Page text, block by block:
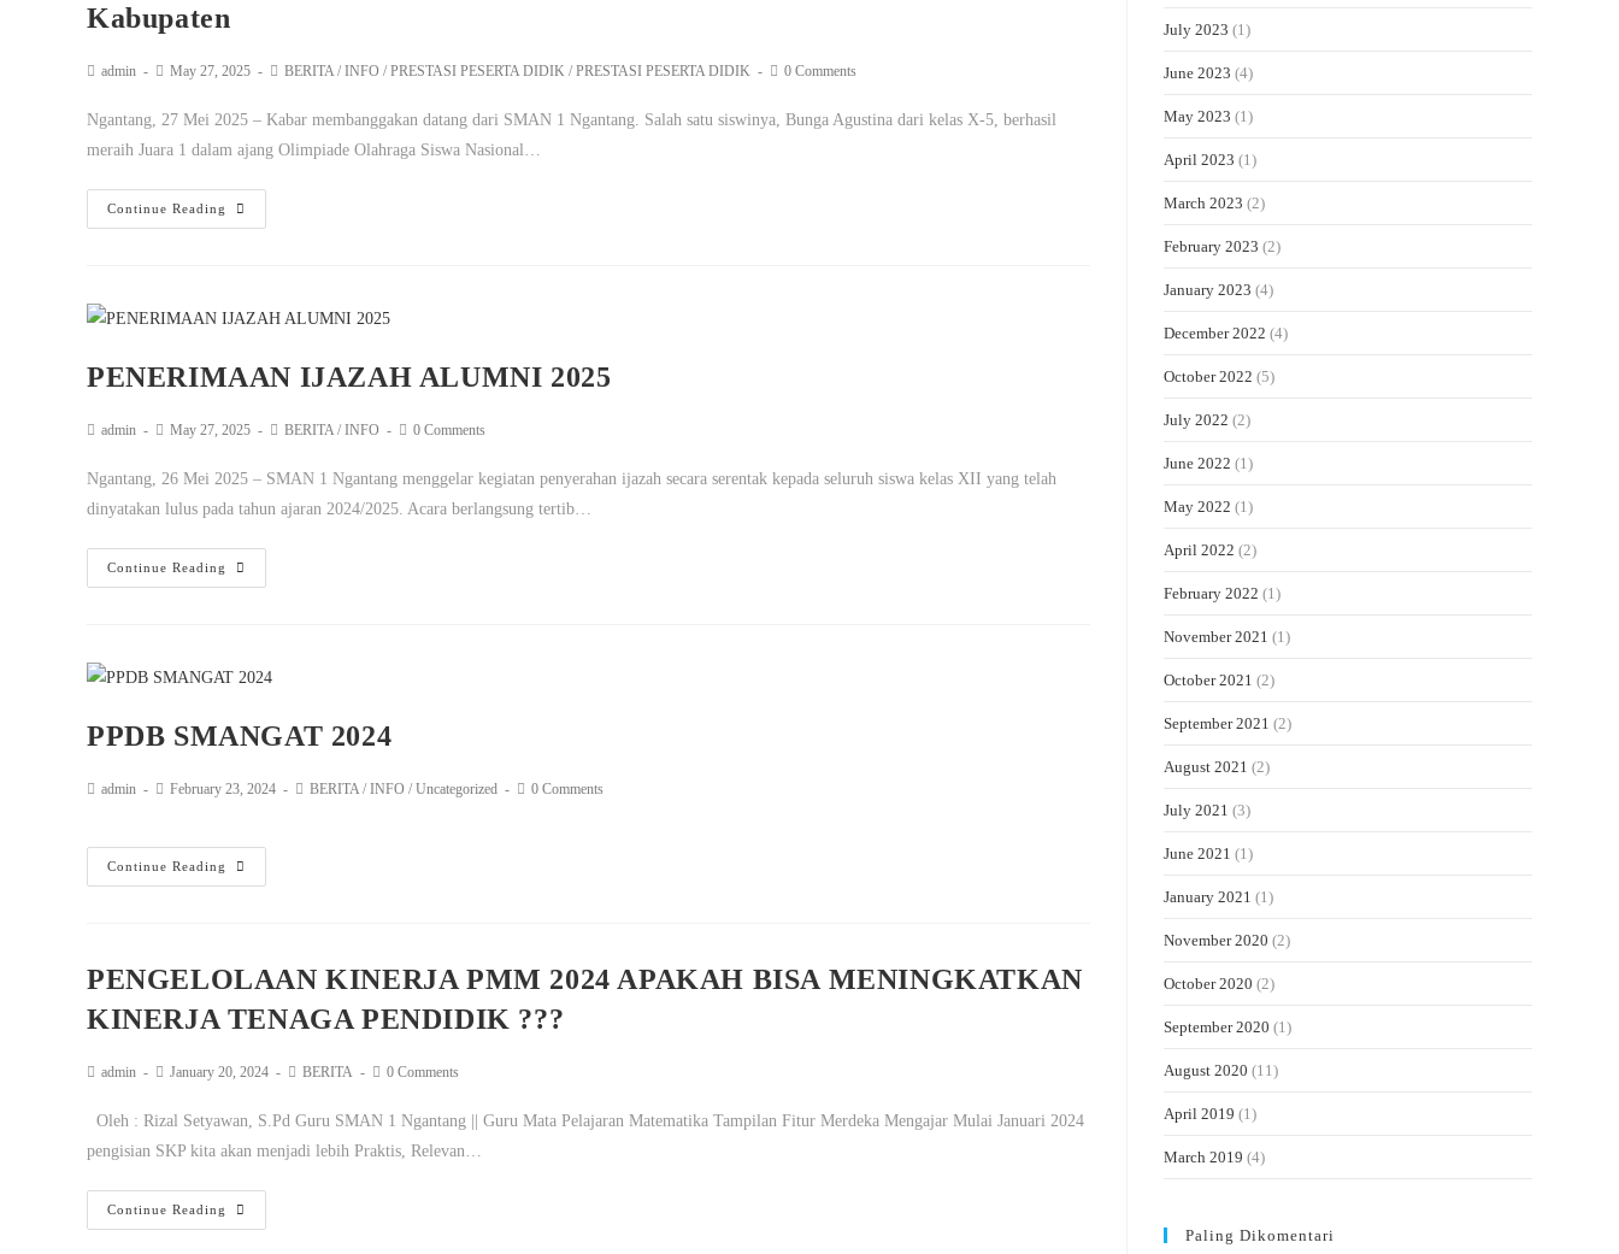
Kabupaten
admin May 27, 2025 BERITA / INFO / PRESTASI PESERTA DIDIK / PRESTASI PESERTA DIDIK 0 Comments
Ngantang, 27 Mei 2025 – Kabar membanggakan datang dari SMAN 1 Ngantang. Salah satu siswinya, Bunga Agustina dari kelas X-5, berhasil
meraih Juara 1 dalam ajang Olimpiade Olahraga Siswa Nasional…
Continue Reading
PENERIMAAN IJAZAH ALUMNI 2025
admin May 27, 2025 BERITA / INFO 0 Comments
Ngantang, 26 Mei 2025 – SMAN 1 Ngantang menggelar kegiatan penyerahan ijazah secara serentak kepada seluruh siswa kelas XII yang telah
dinyatakan lulus pada tahun ajaran 2024/2025. Acara berlangsung tertib…
Continue Reading
PPDB SMANGAT 2024
admin February 23, 2024 BERITA / INFO / Uncategorized 0 Comments
Continue Reading
PENGELOLAAN KINERJA PMM 2024 APAKAH BISA MENINGKATKAN
KINERJA TENAGA PENDIDIK ???
admin January 20, 2024 BERITA 0 Comments
Oleh : Rizal Setyawan, S.Pd Guru SMAN 1 Ngantang || Guru Mata Pelajaran Matematika Tampilan Fitur Merdeka Mengajar Mulai Januari 2024
pengisian SKP kita akan menjadi lebih Praktis, Relevan…
Continue Reading
July 2023 (1)
June 2023 (4)
May 2023 (1)
April 2023 (1)
March 2023 (2)
February 2023 (2)
January 2023 (4)
December 2022 (4)
October 2022 (5)
July 2022 (2)
June 2022 (1)
May 2022 (1)
April 2022 (2)
February 2022 (1)
November 2021 (1)
October 2021 (2)
September 2021 (2)
August 2021 (2)
July 2021 (3)
June 2021 (1)
January 2021 (1)
November 2020 (2)
October 2020 (2)
September 2020 (1)
August 2020 (11)
April 2019 (1)
March 2019 (4)
Paling Dikomentari